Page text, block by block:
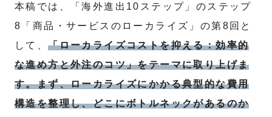
本稿では、「海外進出10ステップ」のステップ
8「商品・サービスのローカライズ」の第8回と
して、「ローカライズコストを抑える：効率的
な進め方と外注のコツ」をテーマに取り上げま
す。まず、ローカライズにかかる典型的な費用
構造を整理し、どこにボトルネックがあるのか